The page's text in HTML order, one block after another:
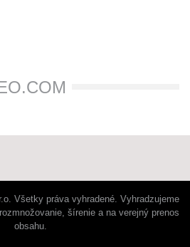
Všetky práva vyhradené. Vyhradzujeme
šírenie a na verejný prenos
obsahu.